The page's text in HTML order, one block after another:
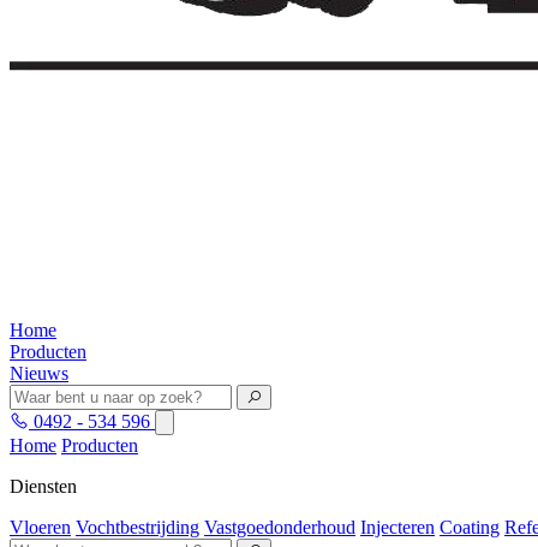
Home
Producten
Nieuws
0492 - 534 596
Home Producten
Diensten
Vloeren Vochtbestrijding Vastgoedonderhoud Injecteren Coating